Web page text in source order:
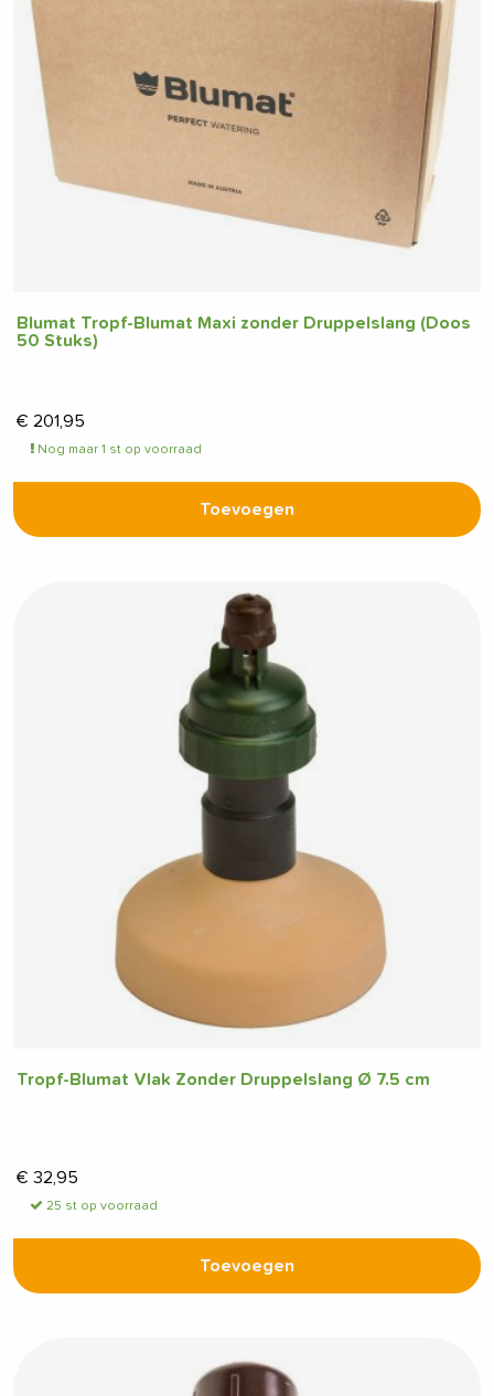
Blumat Tropf-Blumat Maxi zonder Druppelslang (Doos
50 Stuks)
€ 201,95
Nog maar 1 st op voorraad
Toevoegen
Tropf-Blumat Vlak Zonder Druppelslang Ø 7.5 cm
€ 32,95
25 st op voorraad
Toevoegen